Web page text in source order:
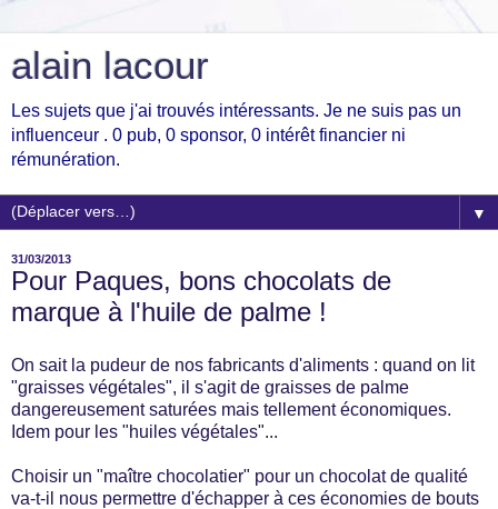
alain lacour
Les sujets que j'ai trouvés intéressants. Je ne suis pas un
influenceur . 0 pub, 0 sponsor, 0 intérêt financier ni
rémunération.
▼
31/03/2013
Pour Paques, bons chocolats de
marque à l'huile de palme !
On sait la pudeur de nos fabricants d'aliments : quand on lit
"graisses végétales", il s'agit de graisses de palme
dangereusement saturées mais tellement économiques.
Idem pour les "huiles végétales"...
Choisir un "maître chocolatier" pour un chocolat de qualité
va-t-il nous permettre d'échapper à ces économies de bouts